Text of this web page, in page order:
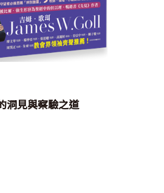
洞見與察驗之道